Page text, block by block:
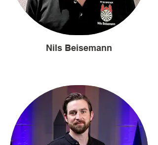
Nils Beisemann